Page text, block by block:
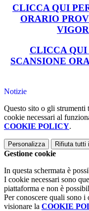
CLICCA QUI
ORARIO
CLICCA QUI
SCANSIONE
Notizie
Questo sito o gli strumenti
cookie necessari al
COOKIE POLICY.
Personalizza Rifiuta tutti
Gestione cookie
In questa schermata è
I cookie necessari sono
piattaforma e non è
Per conoscere quali sono i
visionare la COOKIE